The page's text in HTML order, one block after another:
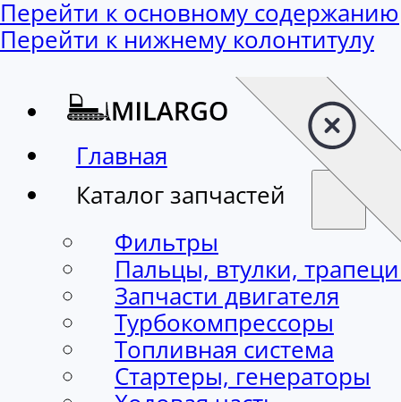
Перейти к основному содержанию
Перейти к нижнему колонтитулу
Главная
Каталог запчастей
Фильтры
Пальцы, втулки,
Запчасти двигателя
Турбокомпрессоры
Топливная система
Стартеры, генераторы